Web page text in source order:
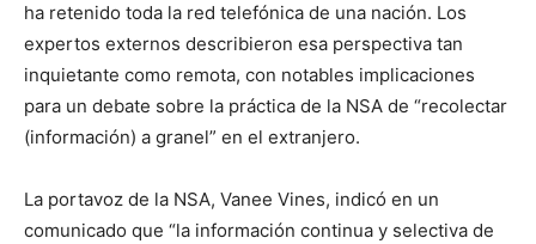
ha retenido toda la red telefónica de una nación. Los
expertos externos describieron esa perspectiva tan
inquietante como remota, con notables implicaciones
para un debate sobre la práctica de la NSA de “recolectar
(información) a granel” en el extranjero.
La portavoz de la NSA, Vanee Vines, indicó en un
comunicado que “la información continua y selectiva de